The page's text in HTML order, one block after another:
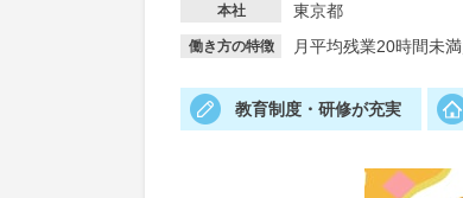
本社 東京都
働き方の特徴 月平均残業20時間未満
教育制度・研修が充実